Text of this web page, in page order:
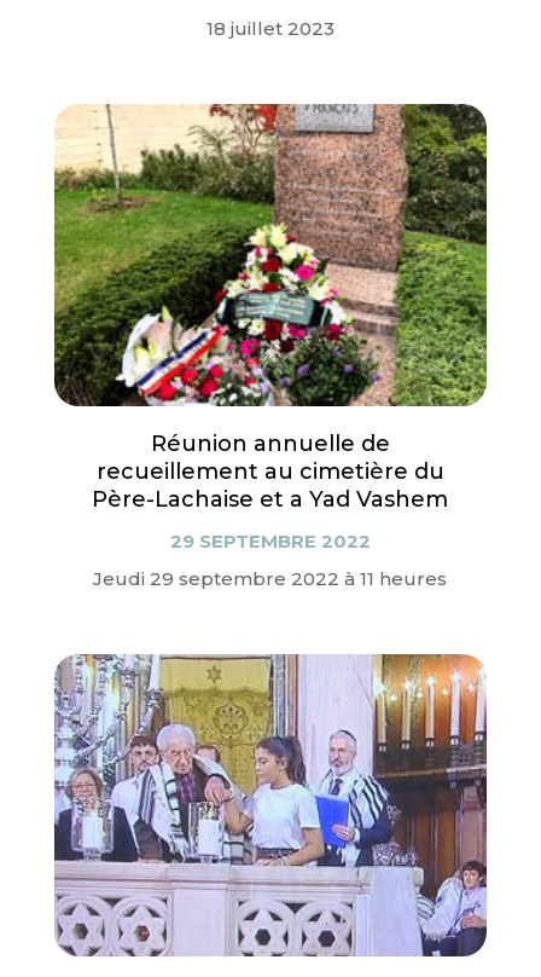
18 juillet 2023
Réunion annuelle de
recueillement au cimetière du
Père-Lachaise et a Yad Vashem
29 SEPTEMBRE 2022
Jeudi 29 septembre 2022 à 11 heures